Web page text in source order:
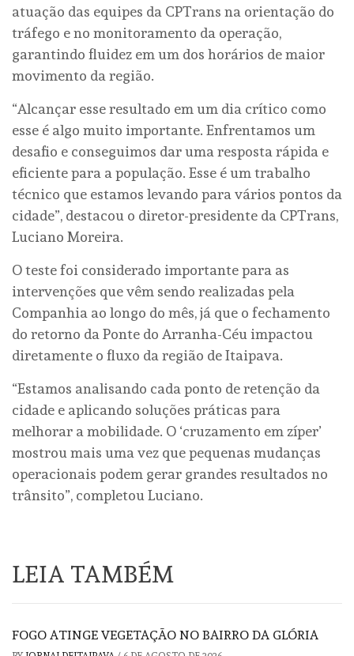
atuação das equipes da CPTrans na orientação do
tráfego e no monitoramento da operação,
garantindo fluidez em um dos horários de maior
movimento da região.
“Alcançar esse resultado em um dia crítico como
esse é algo muito importante. Enfrentamos um
desafio e conseguimos dar uma resposta rápida e
eficiente para a população. Esse é um trabalho
técnico que estamos levando para vários pontos da
cidade”, destacou o diretor-presidente da CPTrans,
Luciano Moreira.
O teste foi considerado importante para as
intervenções que vêm sendo realizadas pela
Companhia ao longo do mês, já que o fechamento
do retorno da Ponte do Arranha-Céu impactou
diretamente o fluxo da região de Itaipava.
“Estamos analisando cada ponto de retenção da
cidade e aplicando soluções práticas para
melhorar a mobilidade. O ‘cruzamento em zíper’
mostrou mais uma vez que pequenas mudanças
operacionais podem gerar grandes resultados no
trânsito”, completou Luciano.
LEIA TAMBÉM
FOGO ATINGE VEGETAÇÃO NO BAIRRO DA GLÓRIA